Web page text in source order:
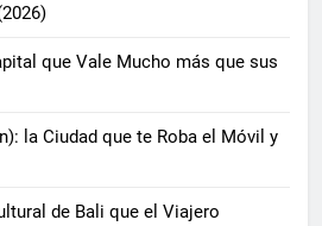
que Vale Mucho más que sus
la Ciudad que te Roba el Móvil y
de Bali que el Viajero